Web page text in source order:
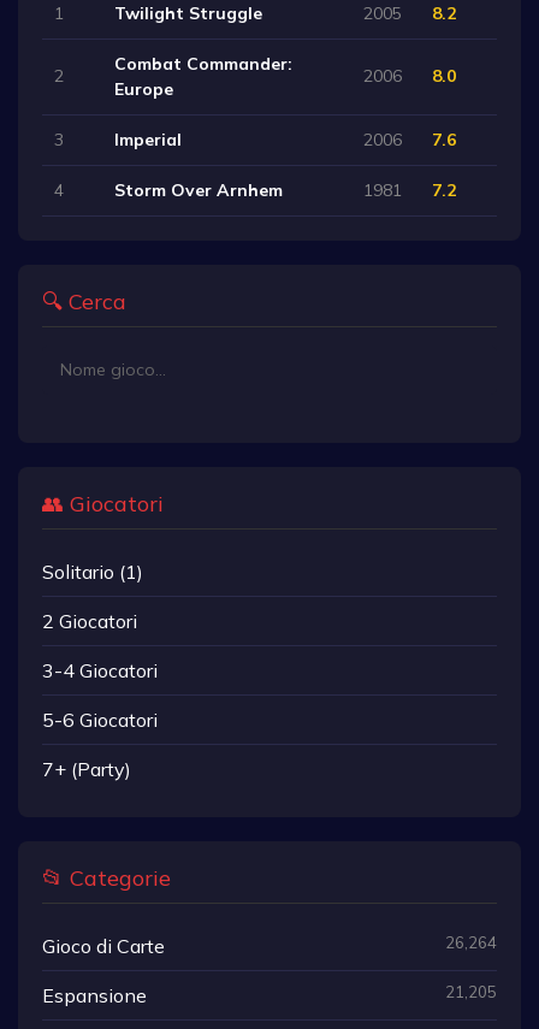
1 Twilight Struggle 2005 8.2
2
Combat Commander:
Europe
2006 8.0
3 Imperial 2006 7.6
4 Storm Over Arnhem 1981 7.2
🔍 Cerca
👥 Giocatori
Solitario (1)
2 Giocatori
3-4 Giocatori
5-6 Giocatori
7+ (Party)
📂 Categorie
Gioco di Carte 26,264
Espansione 21,205